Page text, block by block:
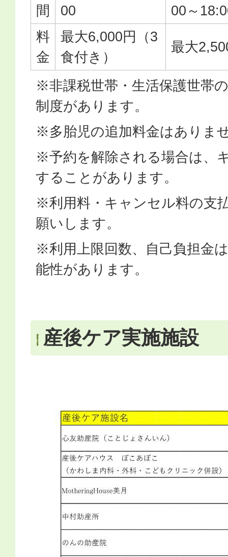
間
00
00～
料
金
最大6,000円（3
食付き）
最大
※非課税世帯・生活保護世帯
制度があります。
※多胎児の追加料金はありま
※予約を解除される場合は、
することがあります。
※利用料・キャンセル料の支
願いします。
※利用上限回数、自己負担金
能性があります。
産後ケア実施施設